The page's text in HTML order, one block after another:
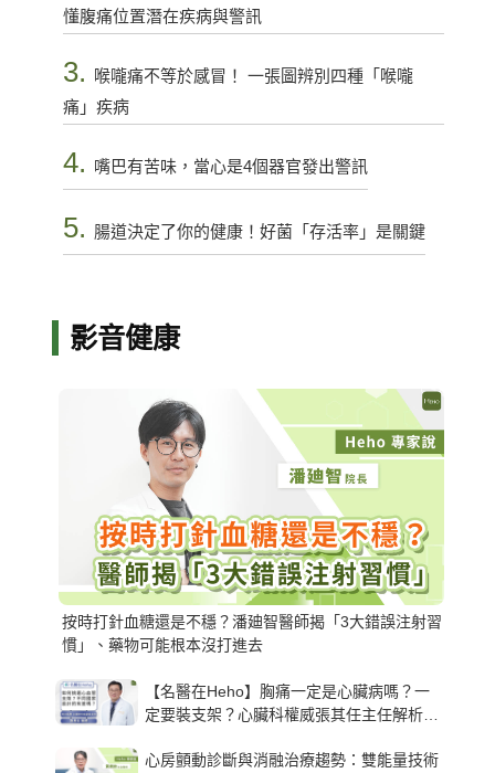
懂腹痛位置潛在疾病與警訊
3.
喉嚨痛不等於感冒！ 一張圖辨別四種「喉嚨
痛」疾病
4. 嘴巴有苦味，當心是4個器官發出警訊
5. 腸道決定了你的健康！好菌「存活率」是關鍵
影音健康
按時打針血糖還是不穩？潘廸智醫師揭「3大錯誤注射習
慣」、藥物可能根本沒打進去
【名醫在Heho】胸痛一定是心臟病嗎？一
定要裝支架？心臟科權威張其任主任解析支
心房顫動診斷與消融治療趨勢：雙能量技術